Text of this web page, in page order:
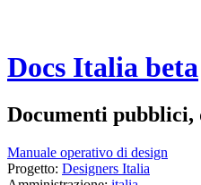
Docs Italia beta
Documenti
Manuale operativo di design
Progetto: Designers Italia